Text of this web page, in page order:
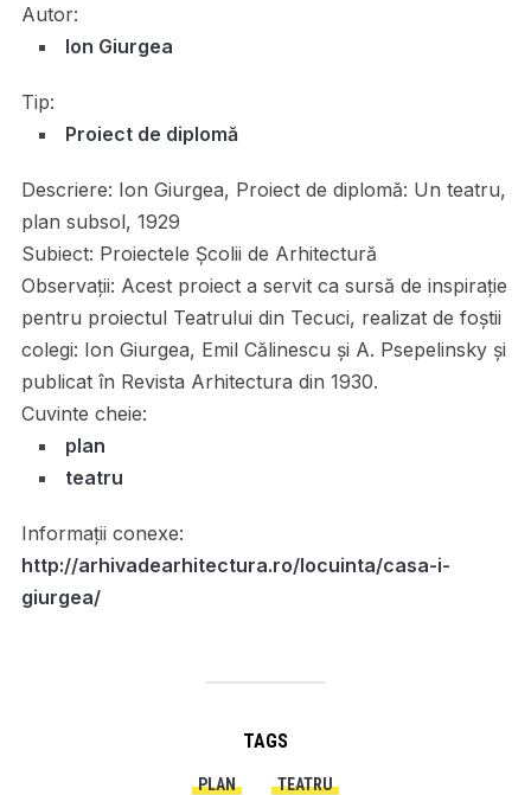
Autor:
Ion Giurgea
Tip:
Proiect de diplomă
Descriere: Ion Giurgea, Proiect de diplomă: Un teatru,
plan subsol, 1929
Subiect: Proiectele Școlii de Arhitectură
Observații: Acest proiect a servit ca sursă de inspirație
pentru proiectul Teatrului din Tecuci, realizat de foștii
colegi: Ion Giurgea, Emil Călinescu și A. Psepelinsky și
publicat în Revista Arhitectura din 1930.
Cuvinte cheie:
plan
teatru
Informații conexe:
http://arhivadearhitectura.ro/locuinta/casa-i-
giurgea/
TAGS
PLAN TEATRU